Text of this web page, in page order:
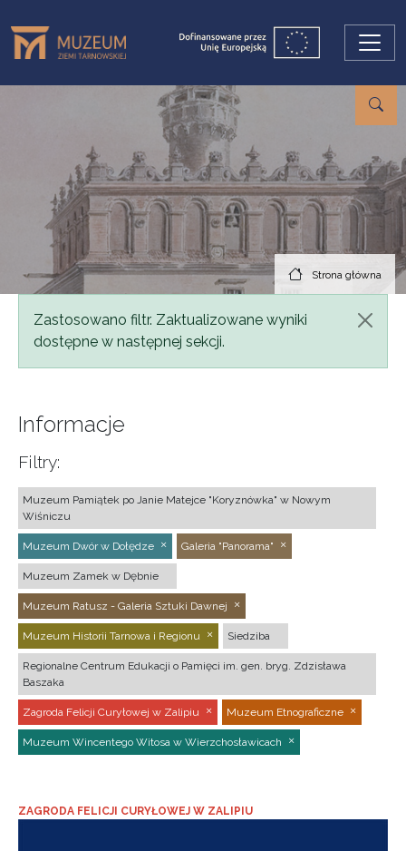
Strona główna
Komunikat
Zastosowano filtr. Zaktualizowane wyniki
dostępne w następnej sekcji.
Informacje
Filtry:
Muzeum Pamiątek po Janie Matejce "Koryznówka" w Nowym
Wiśniczu
Muzeum Dwór w Dołędze Galeria "Panorama"
Muzeum Zamek w Dębnie
Muzeum Ratusz - Galeria Sztuki Dawnej
Muzeum Historii Tarnowa i Regionu Siedziba
Regionalne Centrum Edukacji o Pamięci im. gen. bryg. Zdzisława
Baszaka
Zagroda Felicji Curyłowej w Zalipiu Muzeum Etnograficzne
Muzeum Wincentego Witosa w Wierzchosławicach
ZAGRODA FELICJI CURYŁOWEJ W ZALIPIU